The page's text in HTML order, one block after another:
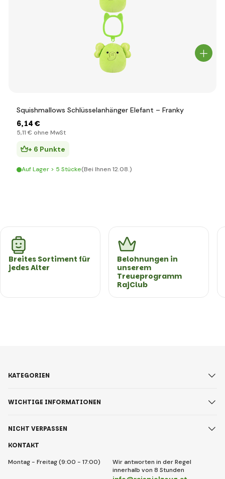
Squishmallows Schlüsselanhänger Elefant – Franky
6,14 €
5,11 € ohne MwSt
+ 6 Punkte
Auf Lager > 5 Stücke(Bei Ihnen 12.08.)
Breites Sortiment für
jedes Alter
Belohnungen in
unserem
Treueprogramm
RajClub
KONTAKT
Montag - Freitag (9:00 - 17:00)
Wir antworten in der Regel
innerhalb von 8 Stunden
KATEGORIEN
WICHTIGE INFORMATIONEN
NICHT VERPASSEN